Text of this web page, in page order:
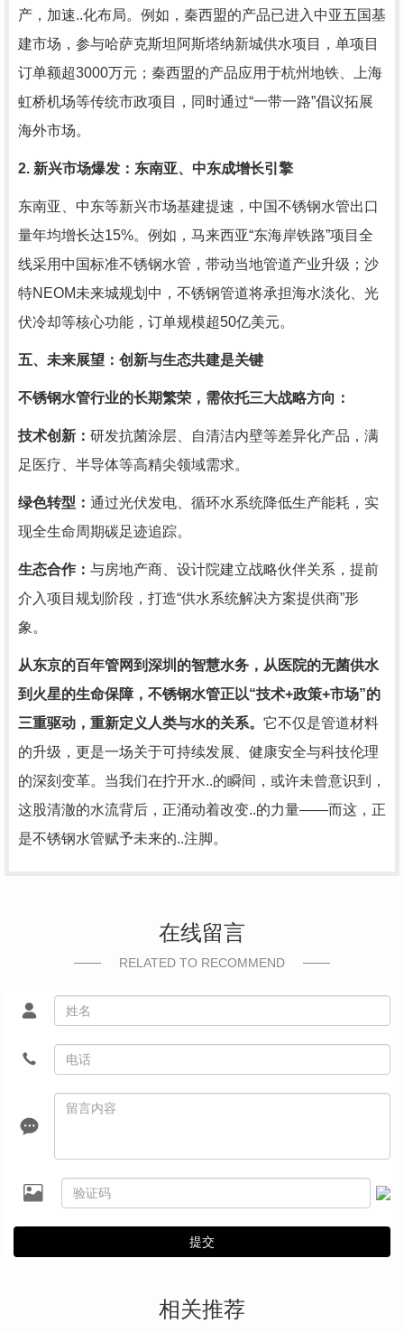
产，加速..化布局。例如，秦西盟的产品已进入中亚五国基
建市场，参与哈萨克斯坦阿斯塔纳新城供水项目，单项目
订单额超3000万元；秦西盟的产品应用于杭州地铁、上海
虹桥机场等传统市政项目，同时通过“一带一路”倡议拓展
海外市场。
2. 新兴市场爆发：东南亚、中东成增长引擎
东南亚、中东等新兴市场基建提速，中国不锈钢水管出口
量年均增长达15%。例如，马来西亚“东海岸铁路”项目全
线采用中国标准不锈钢水管，带动当地管道产业升级；沙
特NEOM未来城规划中，不锈钢管道将承担海水淡化、光
伏冷却等核心功能，订单规模超50亿美元。
五、未来展望：创新与生态共建是关键
不锈钢水管行业的长期繁荣，需依托三大战略方向：
技术创新： 研发抗菌涂层、自清洁内壁等差异化产品，满
足医疗、半导体等高精尖领域需求。
绿色转型： 通过光伏发电、循环水系统降低生产能耗，实
现全生命周期碳足迹追踪。
生态合作： 与房地产商、设计院建立战略伙伴关系，提前
介入项目规划阶段，打造“供水系统解决方案提供商”形
象。
从东京的百年管网到深圳的智慧水务，从医院的无菌供水
到火星的生命保障，不锈钢水管正以“技术+政策+市场”的
三重驱动，重新定义人类与水的关系。 它不仅是管道材料
的升级，更是一场关于可持续发展、健康安全与科技伦理
的深刻变革。当我们在拧开水..的瞬间，或许未曾意识到，
这股清澈的水流背后，正涌动着改变..的力量——而这，正
是不锈钢水管赋予未来的..注脚。
在线留言
RELATED TO RECOMMEND
提交
相关推荐